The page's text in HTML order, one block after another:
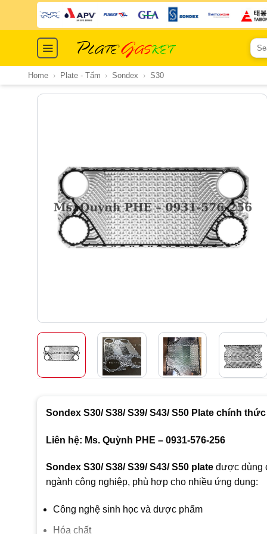
for:
Home › Plate - Tấm › Sondex › S30
Sondex S30/ S38/ S39/ S43/ S50 Plate chính
Liên hệ: Ms. Quỳnh PHE – 0931-576-256
Sondex S30/ S38/ S39/ S43/ S50 plate được dùng
ngành công nghiệp, phù hợp cho nhiều ứng dụng:
Công nghệ sinh học và dược phẩm
Hóa chất